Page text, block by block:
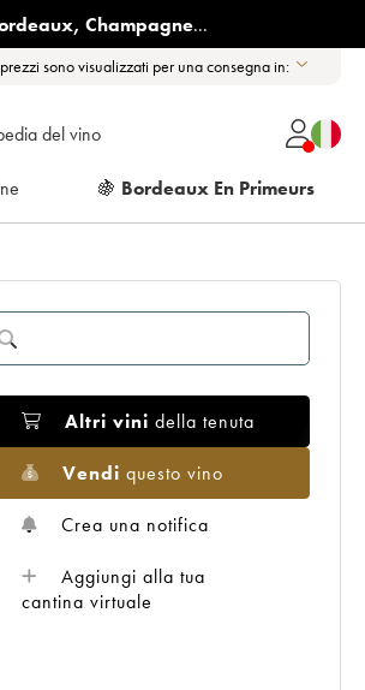
, Champagne...
sono visualizzati per una consegna in:
del vino
🍇 Bordeaux En Primeurs
Altri vini della tenuta
Vendi questo vino
Crea una notifica
Aggiungi alla tua
cantina virtuale